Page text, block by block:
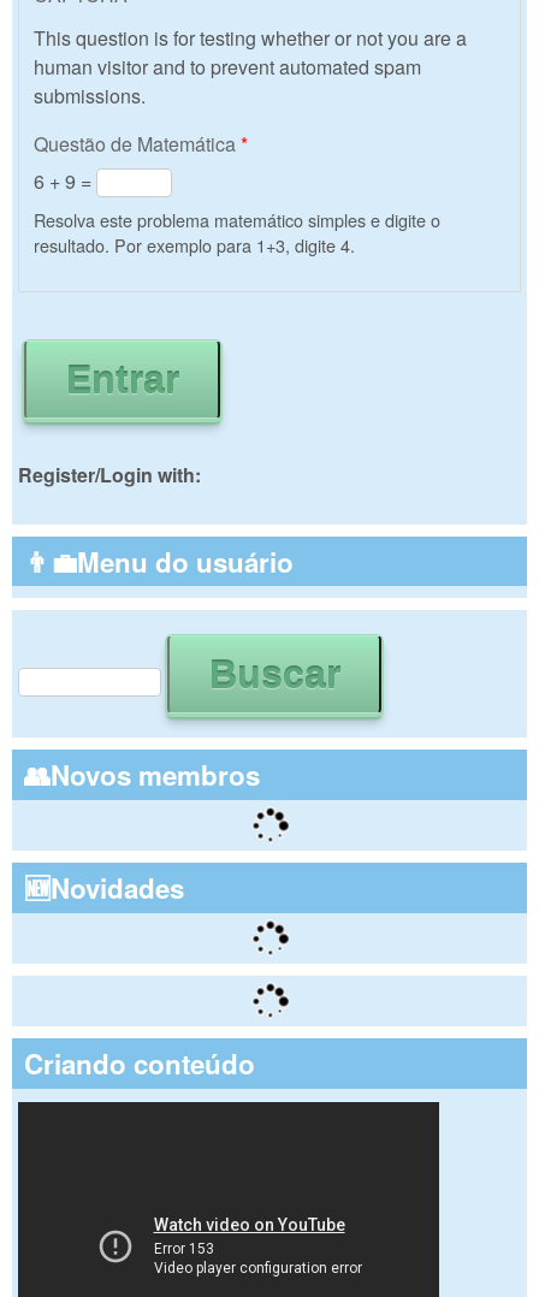
This question is for testing whether or not you are a
human visitor and to prevent automated spam
submissions.
Questão de Matemática*
6 + 9 =
Resolva este problema matemático simples e digite o
resultado. Por exemplo para 1+3, digite 4.
Register/Login with:
👨‍💼Menu do usuário
Formulário de busca
👥Novos membros
🆕Novidades
Criando conteúdo